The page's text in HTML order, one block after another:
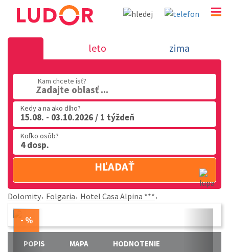
Hotel Casa Alpina *** - Folgaria -
02 2063 3182
leto zima
Kam chcete ísť?
Zadajte oblasť ...
Kedy a na ako dlho?
15.08. - 03.10.2026 / 1 týždeň
Koľko osôb?
4 dosp.
HĽADAŤ
Dolomity Folgaria Hotel Casa Alpina ***
POPIS MAPA HODNOTENIE